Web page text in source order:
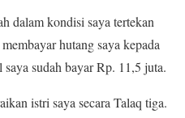
dalam kondisi saya tertekan
hutang saya kepada
sudah bayar Rp. 11,5 juta.
istri saya secara Talaq tiga.